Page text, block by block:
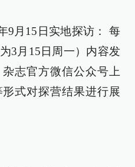
9月15日实地探访： 每
3月15日周一）内容发
志官方微信公众号上
式对探营结果进行展